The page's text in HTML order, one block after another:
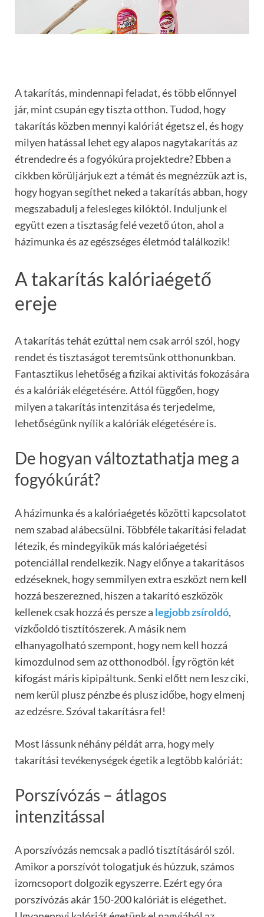
A takarítás, mindennapi feladat, és több előnnyel
jár, mint csupán egy tiszta otthon. Tudod, hogy
takarítás közben mennyi kalóriát égetsz el, és hogy
milyen hatással lehet egy alapos nagytakarítás az
étrendedre és a fogyókúra projektedre? Ebben a
cikkben körüljárjuk ezt a témát és megnézzük azt is,
hogy hogyan segíthet neked a takarítás abban, hogy
megszabadulj a felesleges kilóktól. Induljunk el
együtt ezen a tisztaság felé vezető úton, ahol a
házimunka és az egészséges életmód találkozik!
A takarítás kalóriaégető
ereje
A takarítás tehát ezúttal nem csak arról szól, hogy
rendet és tisztaságot teremtsünk otthonunkban.
Fantasztikus lehetőség a fizikai aktivitás fokozására
és a kalóriák elégetésére. Attól függően, hogy
milyen a takarítás intenzitása és terjedelme,
lehetőségünk nyílik a kalóriák elégetésére is.
De hogyan változtathatja meg a
fogyókúrát?
A házimunka és a kalóriaégetés közötti kapcsolatot
nem szabad alábecsülni. Többféle takarítási feladat
létezik, és mindegyikük más kalóriaégetési
potenciállal rendelkezik. Nagy előnye a takarításos
edzéseknek, hogy semmilyen extra eszközt nem kell
hozzá beszerezned, hiszen a takarító eszközök
kellenek csak hozzá és persze a legjobb zsíroldó,
vízkőoldó tisztítószerek. A másik nem
elhanyagolható szempont, hogy nem kell hozzá
kimozdulnod sem az otthonodból. Így rögtön két
kifogást máris kipipáltunk. Senki előtt nem lesz ciki,
nem kerül plusz pénzbe és plusz időbe, hogy elmenj
az edzésre. Szóval takarításra fel!
Most lássunk néhány példát arra, hogy mely
takarítási tevékenységek égetik a legtöbb kalóriát:
Porszívózás – átlagos
intenzitással
A porszívózás nemcsak a padló tisztításáról szól.
Amikor a porszívót tologatjuk és húzzuk, számos
izomcsoport dolgozik egyszerre. Ezért egy óra
porszívózás akár 150-200 kalóriát is elégethet.